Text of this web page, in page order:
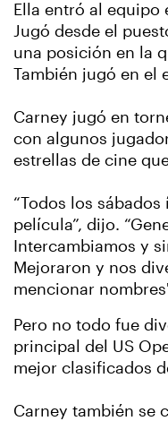
Ella entró al equipo
Jugó desde el
una posición en la
También jugó en el
Carney jugó en
con algunos
estrellas de cine
“Todos los
película”, dijo.
Intercambiamos y
Mejoraron y nos
mencionar
Pero no todo fue
principal del US
mejor clasificados
Carney también se